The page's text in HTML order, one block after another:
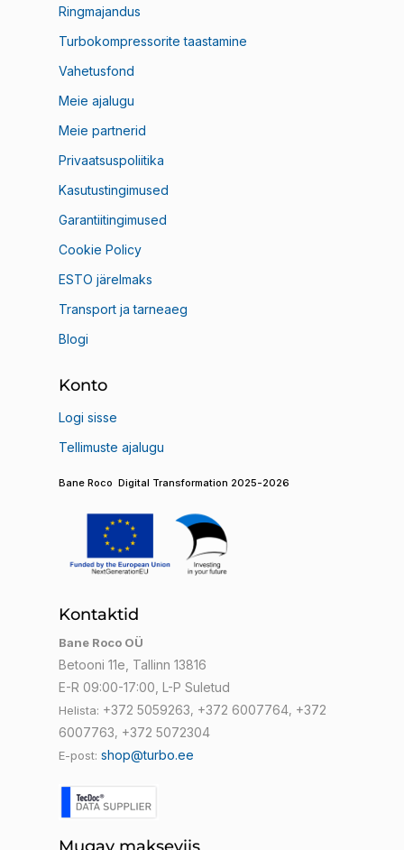
Ringmajandus
Turbokompressorite taastamine
Vahetusfond
Meie ajalugu
Meie partnerid
Privaatsuspoliitika
Kasutustingimused
Garantiitingimused
Cookie Policy
ESTO järelmaks
Transport ja tarneaeg
Blogi
Konto
Logi sisse
Tellimuste ajalugu
Bane Roco Digital Transformation 2025-2026
Kontaktid
Bane Roco OÜ
Betooni 11e, Tallinn 13816
E-R 09:00-17:00, L-P Suletud
Helista: +372 5059263, +372 6007764, +372
6007763, +372 5072304
E-post: shop@turbo.ee